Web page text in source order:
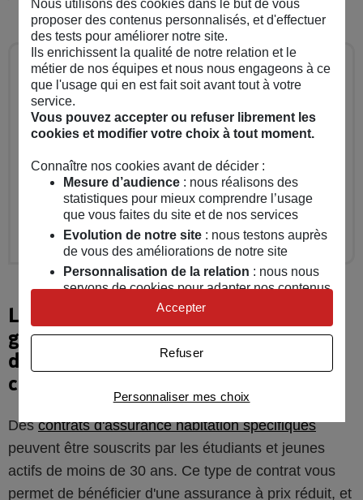
A savoir
Si vous êtes un étudiant à la charge de vos
parents, votre studio peut parfois être couvert
par une extension du contrat d'assurance
habitation de la résidence principale de vos
parents. Ils peuvent vérifier auprès de leur
assureur si cette option est possible.
Location étudiante ou meublée,
garantie : le montant de l'assurance
de votre studio peut varier sous
conditions
Descontrats d'assurance habitation spécifiques
peuvent être souscrits par les étudiants et jeunes
actifs de moins de 30 ans. Ce type de contrat vous
permet de bénéficier d'une assurance à prix réduit, et
Nous utilisons des cookies dans le but de vous
proposer des contenus personnalisés, et d'effectuer
des tests pour améliorer notre site.
Ils enrichissent la qualité de notre relation et le
métier de nos équipes et nous nous engageons à ce
que l'usage qui en est fait soit avant tout à votre
service.
Vous pouvez accepter ou refuser librement les
cookies et modifier votre choix à tout moment.
Connaître nos cookies avant de décider :
Mesure d’audience: nous réalisons des
statistiques pour mieux comprendre l’usage
que vous faites du site et de nos services
Evolution de notre site: nous testons auprès
de vous des améliorations de notre site
Personnalisation de la relation : nous nous
servons de cookies pour adapter nos contenus
et personnaliser nos offres
Univers publicitaire: nous utilisons avec nos
publicités personnalisées
Personnaliser mes choix
Refuser
Accepter